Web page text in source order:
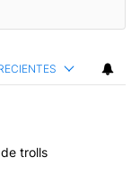
trolls